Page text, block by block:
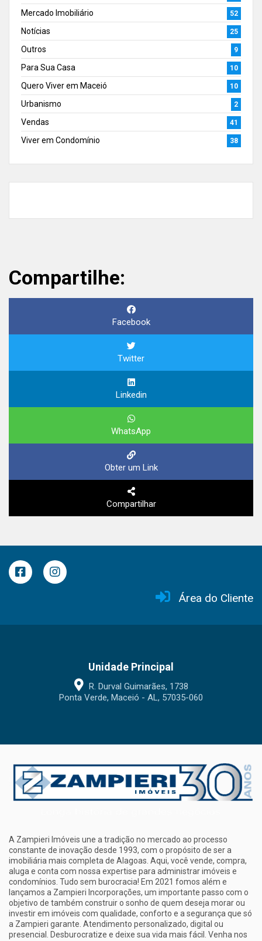
Mercado Imobiliário 52
Notícias 25
Outros 9
Para Sua Casa 10
Quero Viver em Maceió 10
Urbanismo 2
Vendas 41
Viver em Condomínio 38
Compartilhe:
Facebook
Twitter
Linkedin
WhatsApp
Obter um Link
Compartilhar
Área do Cliente
Unidade Principal
R. Durval Guimarães, 1738
Ponta Verde, Maceió - AL, 57035-060
A Zampieri Imóveis une a tradição no mercado ao processo
constante de inovação desde 1993, com o propósito de ser a
imobiliária mais completa de Alagoas. Aqui, você vende, compra,
aluga e conta com nossa expertise para administrar imóveis e
condomínios. Tudo sem burocracia! Em 2021 fomos além e
lançamos a Zampieri Incorporações, um importante passo com o
objetivo de também construir o sonho de quem deseja morar ou
investir em imóveis com qualidade, conforto e a segurança que só
a Zampieri garante. Atendimento personalizado, digital ou
presencial. Desburocratize e deixe sua vida mais fácil. Venha nos